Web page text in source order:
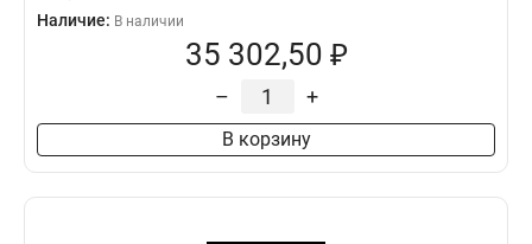
Наличие: В наличии
35 302,50 ₽
– +
В корзину